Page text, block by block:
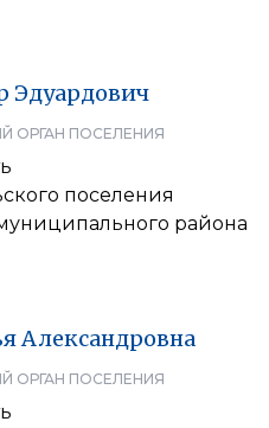
Эдуардович
ОРГАН ПОСЕЛЕНИЯ
поселения
района
Александровна
ОРГАН ПОСЕЛЕНИЯ